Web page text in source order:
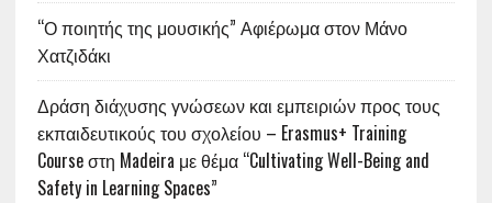
“Ο ποιητής της μουσικής” Αφιέρωμα στον Μάνο
Χατζιδάκι
Δράση διάχυσης γνώσεων και εμπειριών προς τους
εκπαιδευτικούς του σχολείου – Erasmus+ Training
Course στη Madeira με θέμα “Cultivating Well-Being and
Safety in Learning Spaces”